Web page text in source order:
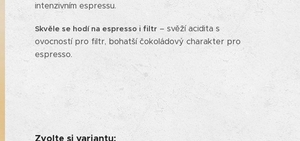
intenzivním espressu.
Skvěle se hodí na espresso i filtr – svěží acidita s
ovocností pro filtr, bohatší čokoládový charakter pro
espresso.
Zvolte si variantu: